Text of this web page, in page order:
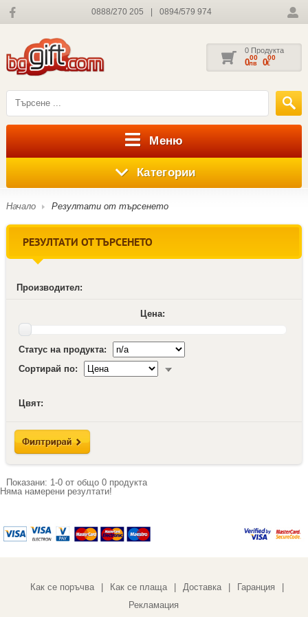
0888/270 205 0894/579 974
0 Продукта
000
лв 000
€
Меню
Категории
Начало Резултати от търсенето
РЕЗУЛТАТИ ОТ ТЪРСЕНЕТО
Производител:
Цена:
Статус на продукта:
Сортирай по:
Цвят:
Показани: 1-0от общо 0продукта
Няма намерени резултати!
Как се поръчва Как се плаща Доставка Гаранция
Рекламация